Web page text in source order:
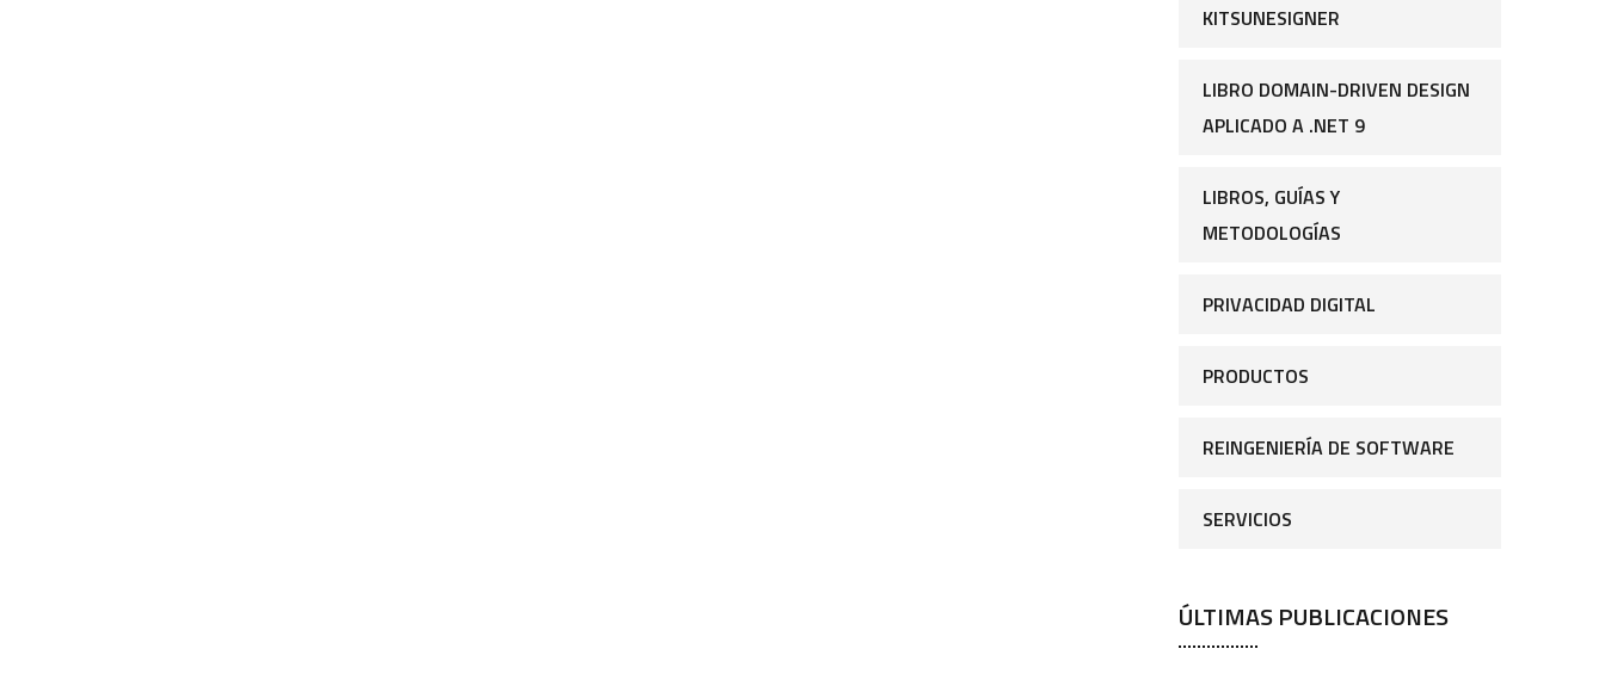
KITSUNESIGNER
LIBRO DOMAIN-DRIVEN DESIGN
APLICADO A .NET 9
LIBROS, GUÍAS Y
METODOLOGÍAS
PRIVACIDAD DIGITAL
PRODUCTOS
REINGENIERÍA DE SOFTWARE
SERVICIOS
ÚLTIMAS PUBLICACIONES